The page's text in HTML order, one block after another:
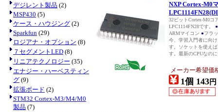
デジレント製品 (2)
MSP430 (5)
ケース・ハウジング (2)
Sparkfun (29)
ロジアナ・オプション (8)
７セグメントLED (8)
リニアテクノロジー (35)
エナジー・ハーベスティン
グ (9)
拡張ボード (2)
STM32 Cortex-M3/M4/M0
製品 (7)
NXP Cortex-M0
32ビットCortex-M0コ
LPC1114FN28です。 ●
ARMマイコン ●フラ
今、学習入門者に向
す。ソケットを使え
す。最新のCPUなの
メーカー希望価
1個 143円